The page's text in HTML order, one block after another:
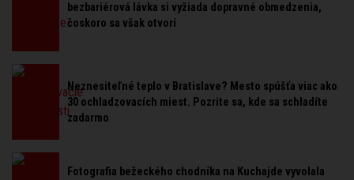
bezbariérová lávka si vyžiada dopravné obmedzenia,
čoskoro sa však otvorí
Neznesiteľné teplo v Bratislave? Mesto spúšťa viac ako
30 ochladzovacích miest. Pozrite sa, kde sa schladíte
zadarmo
Fotografia bežeckého chodníka na Kuchajde vyvolala